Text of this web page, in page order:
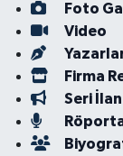
Foto
Video
Firma
Seri İlan